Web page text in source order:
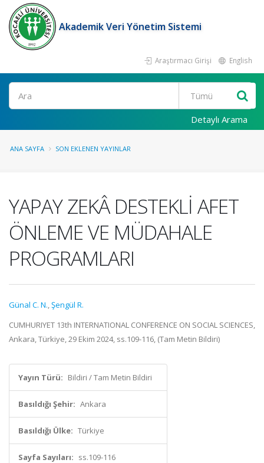
Akademik Veri Yönetim Sistemi
Araştırmacı Girişi English
Ara
Detaylı Arama
ANA SAYFA SON EKLENEN YAYINLAR
YAPAY ZEKÂ DESTEKLİ AFET
ÖNLEME VE MÜDAHALE
PROGRAMLARI
Günal C. N.,Şengül R.
CUMHURIYET 13th INTERNATIONAL CONFERENCE ON SOCIAL SCIENCES,
Ankara, Türkiye, 29 Ekim 2024, ss.109-116, (Tam Metin Bildiri)
Yayın Türü: Bildiri / Tam Metin Bildiri
Basıldığı Şehir: Ankara
Basıldığı Ülke: Türkiye
Sayfa Sayıları: ss.109-116